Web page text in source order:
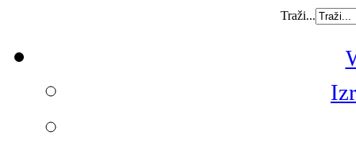
Traži...